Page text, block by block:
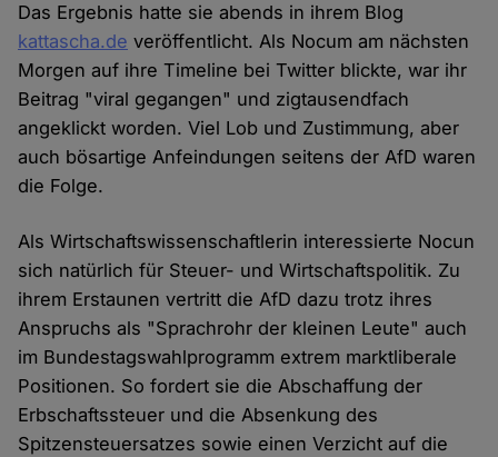
Das Ergebnis hatte sie abends in ihrem Blog
kattascha.de veröffentlicht. Als Nocum am nächsten
Morgen auf ihre Timeline bei Twitter blickte, war ihr
Beitrag "viral gegangen" und zigtausendfach
angeklickt worden. Viel Lob und Zustimmung, aber
auch bösartige Anfeindungen seitens der AfD waren
die Folge.
Als Wirtschaftswissenschaftlerin interessierte Nocun
sich natürlich für Steuer- und Wirtschaftspolitik. Zu
ihrem Erstaunen vertritt die AfD dazu trotz ihres
Anspruchs als "Sprachrohr der kleinen Leute" auch
im Bundestagswahlprogramm extrem marktliberale
Positionen. So fordert sie die Abschaffung der
Erbschaftssteuer und die Absenkung des
Spitzensteuersatzes sowie einen Verzicht auf die